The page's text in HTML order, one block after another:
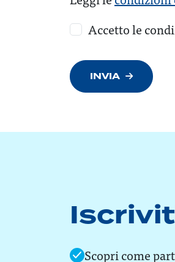
Accetto le
INVIA
Scopri come